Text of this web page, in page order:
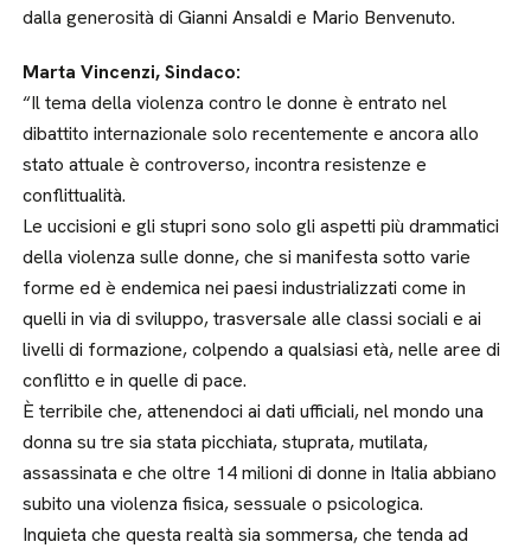
dalla generosità di Gianni Ansaldi e Mario Benvenuto.
Marta Vincenzi, Sindaco:
“Il tema della violenza contro le donne è entrato nel
dibattito internazionale solo recentemente e ancora allo
stato attuale è controverso, incontra resistenze e
conflittualità.
Le uccisioni e gli stupri sono solo gli aspetti più drammatici
della violenza sulle donne, che si manifesta sotto varie
forme ed è endemica nei paesi industrializzati come in
quelli in via di sviluppo, trasversale alle classi sociali e ai
livelli di formazione, colpendo a qualsiasi età, nelle aree di
conflitto e in quelle di pace.
È terribile che, attenendoci ai dati ufficiali, nel mondo una
donna su tre sia stata picchiata, stuprata, mutilata,
assassinata e che oltre 14 milioni di donne in Italia abbiano
subito una violenza fisica, sessuale o psicologica.
Inquieta che questa realtà sia sommersa, che tenda ad